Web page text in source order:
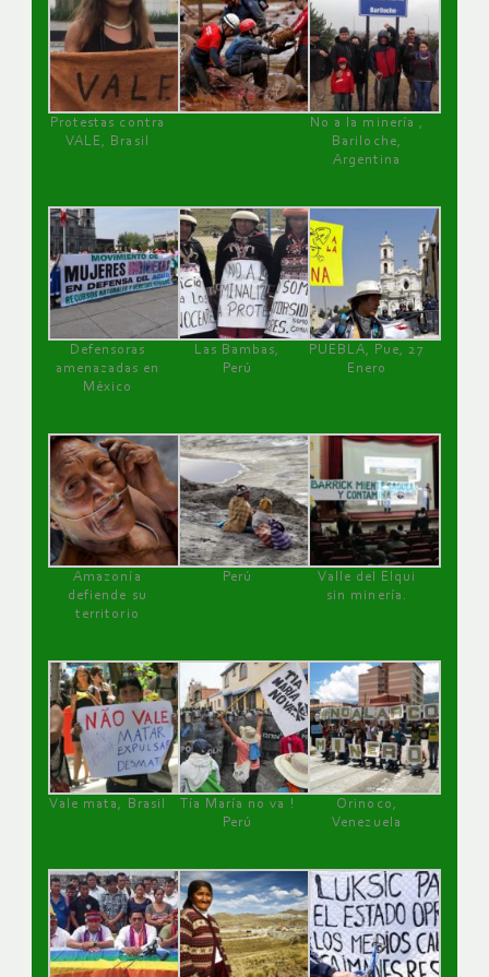
Protestas contra
VALE, Brasil
No a la minería ,
Bariloche,
Argentina
Defensoras
amenazadas en
México
Las Bambas,
Perú
PUEBLA, Pue, 27
Enero
Amazonía
defiende su
territorio
Perú
Valle del Elqui
sin minería.
Vale mata, Brasil
Tía María no va !
Perú
Orinoco,
Venezuela